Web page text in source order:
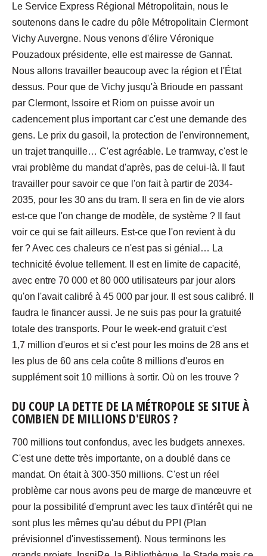
Le Service Express Régional Métropolitain, nous le
soutenons dans le cadre du pôle Métropolitain Clermont
Vichy Auvergne. Nous venons d'élire Véronique
Pouzadoux présidente, elle est mairesse de Gannat.
Nous allons travailler beaucoup avec la région et l'État
dessus. Pour que de Vichy jusqu'à Brioude en passant
par Clermont, Issoire et Riom on puisse avoir un
cadencement plus important car c'est une demande des
gens. Le prix du gasoil, la protection de l'environnement,
un trajet tranquille… C'est agréable. Le tramway, c'est le
vrai problème du mandat d'après, pas de celui-là. Il faut
travailler pour savoir ce que l'on fait à partir de 2034-
2035, pour les 30 ans du tram. Il sera en fin de vie alors
est-ce que l'on change de modèle, de système ? Il faut
voir ce qui se fait ailleurs. Est-ce que l'on revient à du
fer ? Avec ces chaleurs ce n'est pas si génial… La
technicité évolue tellement. Il est en limite de capacité,
avec entre 70 000 et 80 000 utilisateurs par jour alors
qu'on l'avait calibré à 45 000 par jour. Il est sous calibré. Il
faudra le financer aussi. Je ne suis pas pour la gratuité
totale des transports. Pour le week-end gratuit c'est
1,7 million d'euros et si c'est pour les moins de 28 ans et
les plus de 60 ans cela coûte 8 millions d'euros en
supplément soit 10 millions à sortir. Où on les trouve ?
DU COUP LA DETTE DE LA MÉTROPOLE SE SITUE À
COMBIEN DE MILLIONS D'EUROS ?
700 millions tout confondus, avec les budgets annexes.
C'est une dette très importante, on a doublé dans ce
mandat. On était à 300-350 millions. C'est un réel
problème car nous avons peu de marge de manœuvre et
pour la possibilité d'emprunt avec les taux d'intérêt qui ne
sont plus les mêmes qu'au début du PPI (Plan
prévisionnel d'investissement). Nous terminons les